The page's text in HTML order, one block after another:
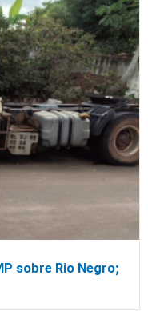
sobre Rio Negro;